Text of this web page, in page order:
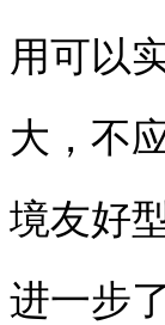
用可以
大，不
境友好
进一步